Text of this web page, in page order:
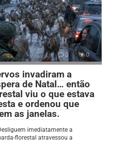
0 0
invadiram a
de Natal… então
viu o que estava
e ordenou que
as janelas.
imediatamente a
florestal atravessou a